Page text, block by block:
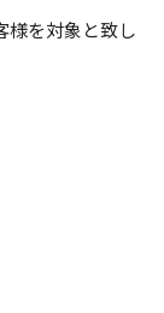
様を対象と致し